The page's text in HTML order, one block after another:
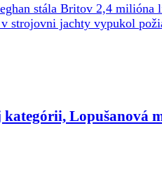
stála Britov 2,4 milióna
strojovni jachty vypukol
Lopušanová